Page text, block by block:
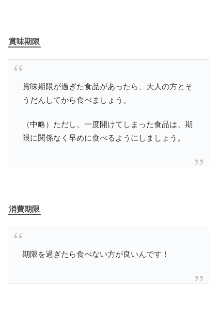
賞味期限
賞味期限が過ぎた食品があったら、大人の方とそ
うだんしてから食べましょう。
（中略）ただし、一度開けてしまった食品は、期
限に関係なく早めに食べるようにしましょう。
消費期限
期限を過ぎたら食べない方が良いんです！